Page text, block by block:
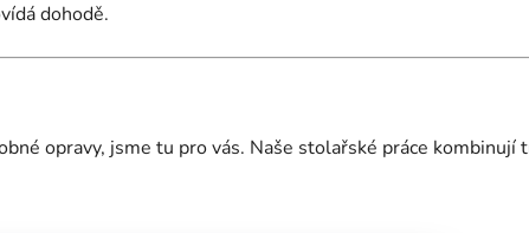
dohodě.
opravy, jsme tu pro vás. Naše stolařské práce kombinují